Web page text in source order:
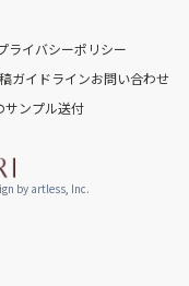
ライバシーポリシー
ガイドラインお問い合わせ
サンプル送付
by artless, Inc.